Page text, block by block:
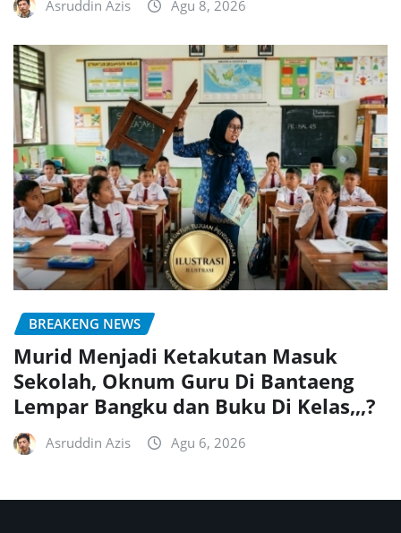
Asruddin Azis Agu 8, 2026
BREAKENG NEWS
Murid Menjadi Ketakutan Masuk
Sekolah, Oknum Guru Di Bantaeng
Lempar Bangku dan Buku Di Kelas,,,?
Asruddin Azis Agu 6, 2026